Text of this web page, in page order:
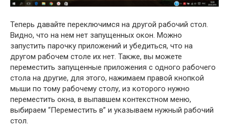
Теперь давайте переключимся на другой рабочий стол.
Видно, что на нем нет запущенных окон. Можно
запустить парочку приложений и убедиться, что на
другом рабочем столе их нет. Также, вы можете
переместить запущенные приложения с одного рабочего
стола на другие, для этого, нажимаем правой кнопкой
мыши по тому рабочему столу, из которого нужно
переместить окна, в выпавшем контекстном меню,
выбираем “Переместить в” и указываем нужный рабочий
стол.